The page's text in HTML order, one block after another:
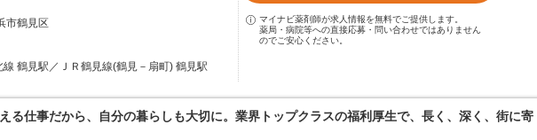
市鶴見区
線 鶴見駅／ＪＲ鶴見線(鶴見－扇町) 鶴見駅
マイナビ薬剤師が求人情報を無料でご提供します。
薬局・病院等への直接応募・問い合わせではありません
のでご安心ください。
る仕事だから、自分の暮らしも大切に。業界トップクラスの福利厚生で、長く、深く、街に寄